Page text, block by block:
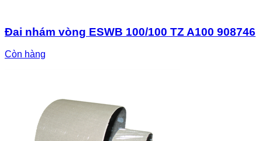
Đai nhám vòng ESWB 100/100 TZ A100 908746
Còn hàng